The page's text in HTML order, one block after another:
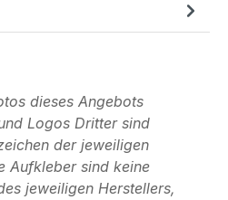
dieses Angebots
Logos Dritter sind
der jeweiligen
Aufkleber sind keine
jeweiligen Herstellers,